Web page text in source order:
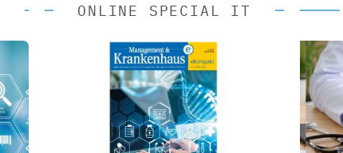
ONLINE SPECIAL IT